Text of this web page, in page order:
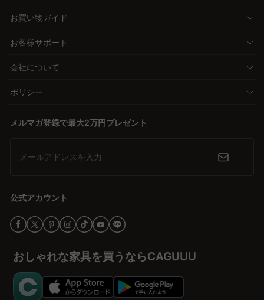
お買い物ガイド
お客様サポート
会社について
ポリシー
メルマガ登録で最大2万円プレゼント
メールアドレスを入力
公式アカウント
おしゃれな家具を買うならCAGUUU